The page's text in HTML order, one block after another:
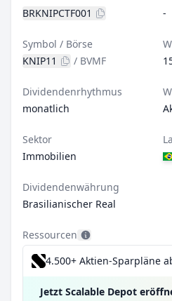
BRKNIPCTF001
-
Symbol / Börse
KNIP11
/ BVMF
Dividendenrhythmus
monatlich
Sektor
Immobilien
Dividendenwährung
Brasilianischer Real
Ressourcen
4.500+ Aktien-Sparpläne
Jetzt Scalable Depot